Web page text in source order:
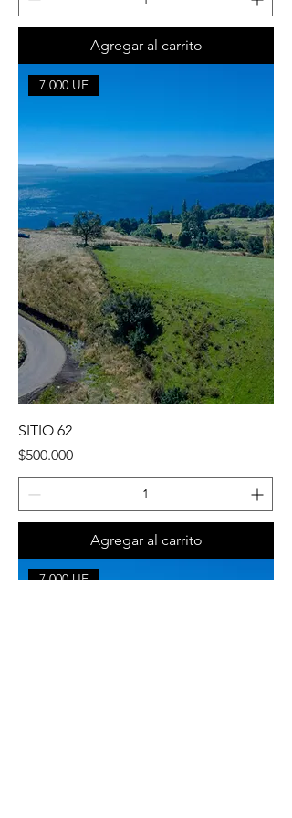
Agregar al carrito
7.000 UF
SITIO 62
Precio
$500.000
Agregar al carrito
7.000 UF